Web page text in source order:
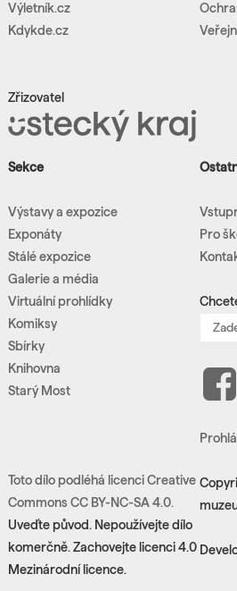
Výletník.cz
Kdykde.cz
Zřizovatel
Sekce
Výstavy a expozice
Exponáty
Stálé expozice
Galerie a média
Virtuální prohlídky
Komiksy
Sbírky
Knihovna
Starý Most
Toto dílo podléhá licenci Creative
Commons CC BY-NC-SA 4.0.
Uveďte původ. Nepoužívejte dílo
komerčně. Zachovejte licenci 4.0
Mezinárodní licence.
Pro